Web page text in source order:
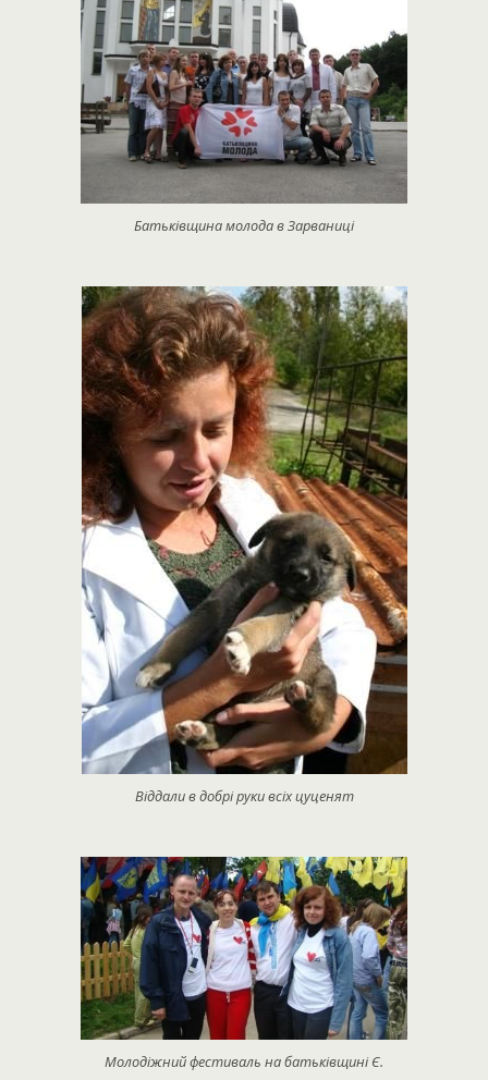
Батьківщина молода в Зарваниці
Віддали в добрі руки всіх цуценят
Молодіжний фестиваль на батьківщині Є.